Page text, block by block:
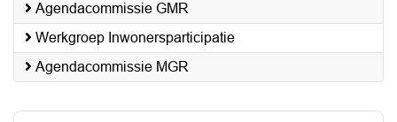
Agendacommissie GMR
Werkgroep Inwonersparticipatie
Agendacommissie MGR